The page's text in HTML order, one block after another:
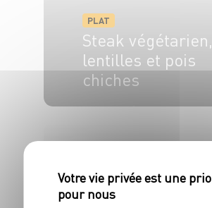
PLAT
Steak végétarien,
lentilles et pois
chiches